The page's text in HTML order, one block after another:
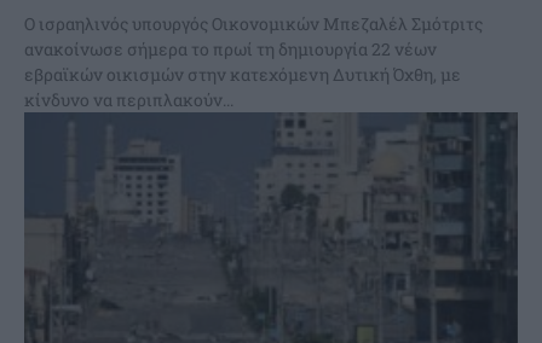
Ο ισραηλινός υπουργός Οικονομικών Μπεζαλέλ Σμότριτς
ανακοίνωσε σήμερα το πρωί τη δημιουργία 22 νέων
εβραϊκών οικισμών στην κατεχόμενη Δυτική Όχθη, με
κίνδυνο να περιπλακούν...